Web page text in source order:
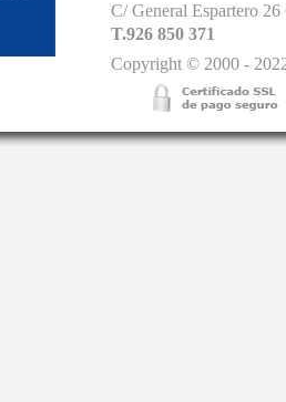
C/ General Espartero
T.926 850 371
Copyright © 2000 -